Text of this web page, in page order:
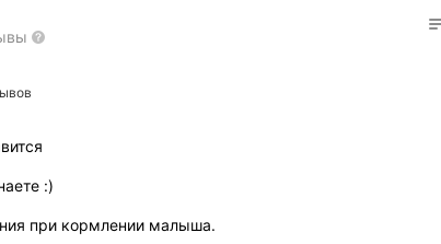
:)
при кормлении малыша.